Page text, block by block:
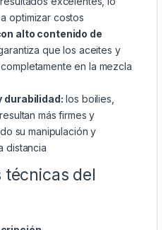
funciona perfectamente
como oleosas,
de emulsiones
evitando que se deshaga
la manipulación o
necesaria:
debido a su
necesitas pequeñas
excelentes, lo
optimizar costos